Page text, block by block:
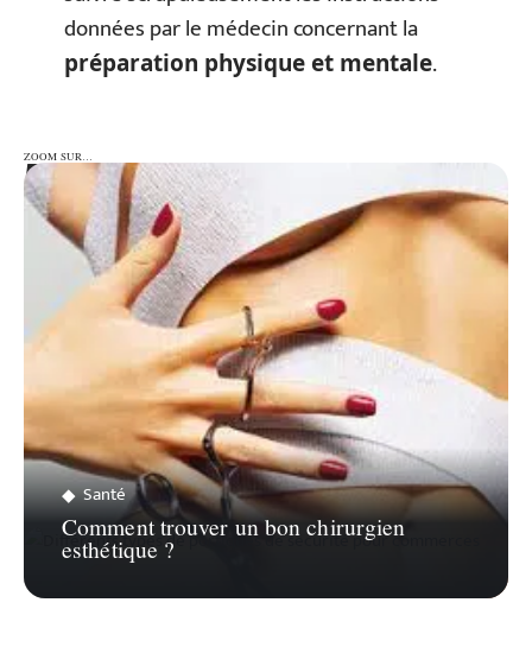
données par le médecin concernant la
préparation physique et mentale.
ZOOM SUR…
ZOOM SUR…
Santé
Comment trouver un bon chirurgien
esthétique ?